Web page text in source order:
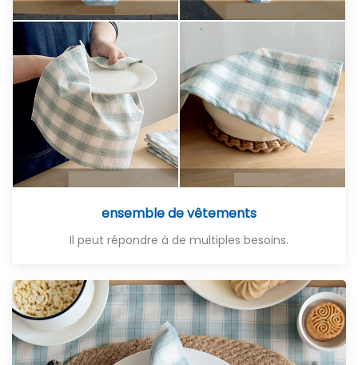
ensemble de vêtements
Il peut répondre à de multiples besoins.